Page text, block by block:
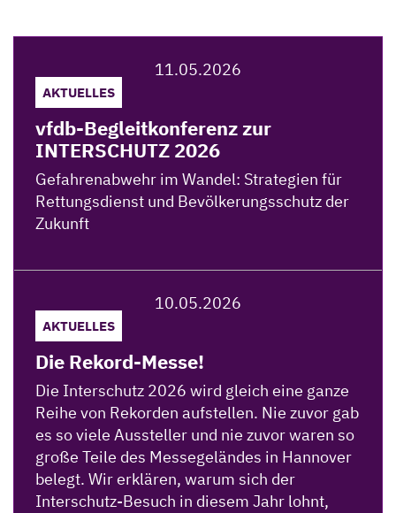
11.05.2026
AKTUELLES
vfdb-Begleitkonferenz zur
INTERSCHUTZ 2026
Gefahrenabwehr im Wandel: Strategien für
Rettungsdienst und Bevölkerungsschutz der
Zukunft
10.05.2026
AKTUELLES
Die Rekord-Messe!
Die Interschutz 2026 wird gleich eine ganze
Reihe von Rekorden aufstellen. Nie zuvor gab
es so viele Aussteller und nie zuvor waren so
große Teile des Messegeländes in Hannover
belegt. Wir erklären, warum sich der
Interschutz-Besuch in diesem Jahr lohnt,